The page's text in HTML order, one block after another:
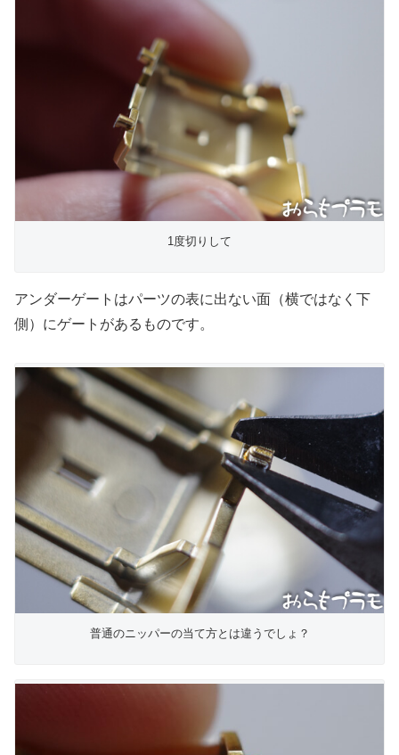
1度切りして
アンダーゲートはパーツの表に出ない面（横ではなく下
側）にゲートがあるものです。
普通のニッパーの当て方とは違うでしょ？